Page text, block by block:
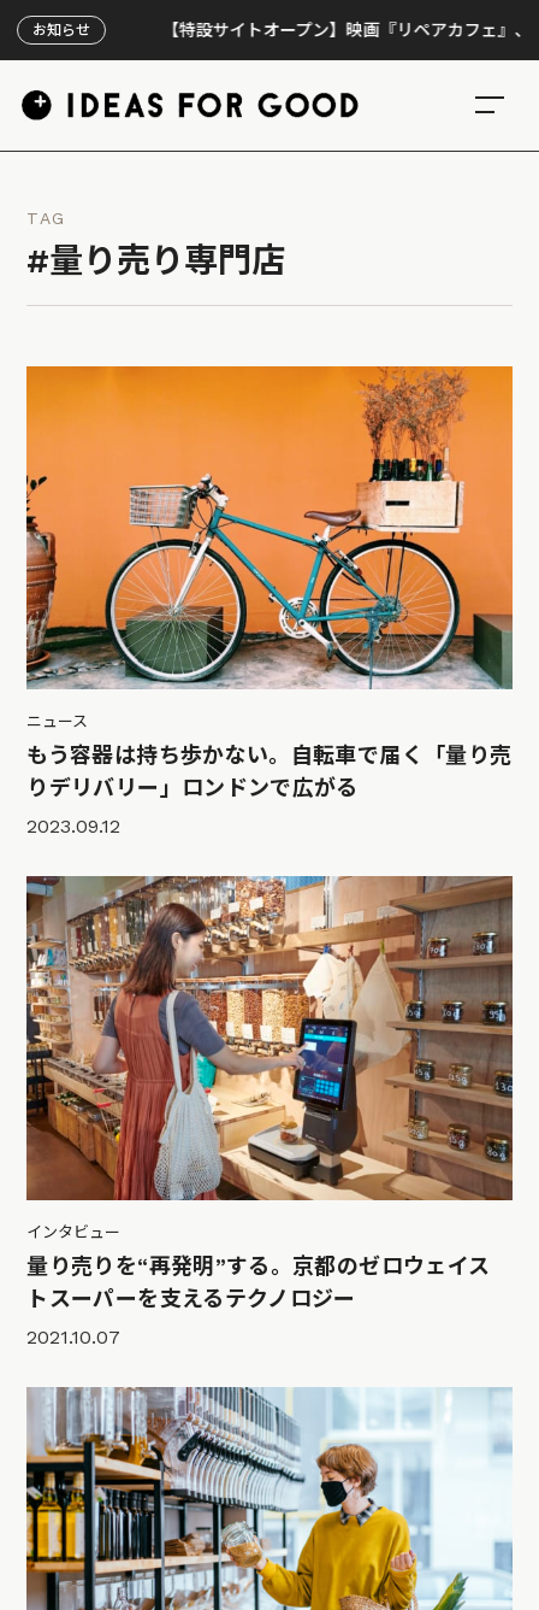
お知らせ 【特設サイトオープン】映画『リペアカフェ』、上映
TAG
#量り売り専門店
ニュース
もう容器は持ち歩かない。自転車で届く「量り売
りデリバリー」ロンドンで広がる
2023.09.12
インタビュー
量り売りを“再発明”する。京都のゼロウェイス
トスーパーを支えるテクノロジー
2021.10.07